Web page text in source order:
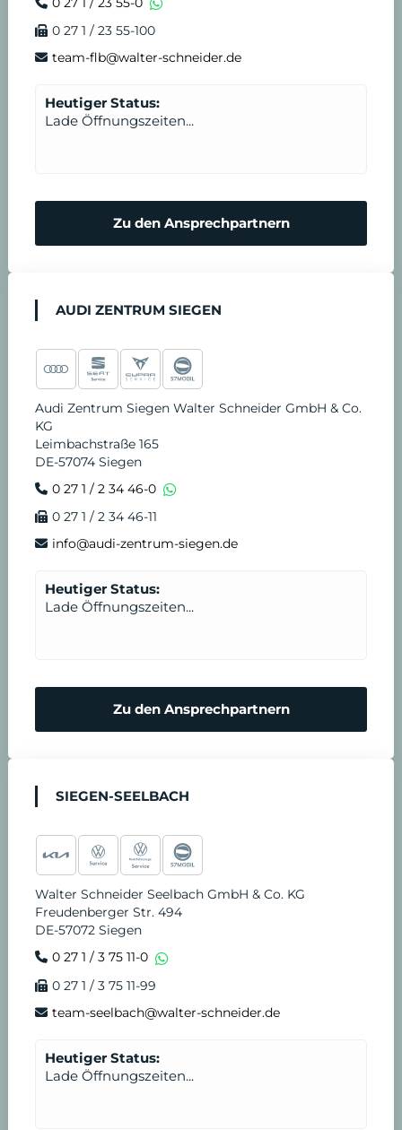
r
0 27 1 / 23 55-100
team-flb@walter-schneider.de
Heutiger Status:
Lade Öffnungszeiten...
Zu den Ansprechpartnern
AUDI ZENTRUM SIEGEN
Audi Zentrum Siegen Walter Schneider GmbH & Co.
KG
Leimbachstraße 165
DE-57074 Siegen
0 27 1 / 2 34 46-0
0 27 1 / 2 34 46-11
info@audi-zentrum-siegen.de
Heutiger Status:
Lade Öffnungszeiten...
Zu den Ansprechpartnern
SIEGEN-SEELBACH
Walter Schneider Seelbach GmbH & Co. KG
Freudenberger Str. 494
DE-57072 Siegen
0 27 1 / 3 75 11-0
0 27 1 / 3 75 11-99
team-seelbach@walter-schneider.de
Heutiger Status:
Lade Öffnungszeiten...